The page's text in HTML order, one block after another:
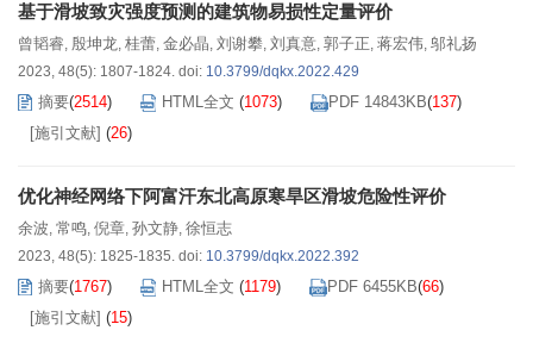
基于滑坡致灾强度预测的建筑物易损性定量评价
曾韬睿, 殷坤龙, 桂蕾, 金必晶, 刘谢攀, 刘真意, 郭子正, 蒋宏伟, 邬礼扬
2023, 48(5): 1807-1824. doi: 10.3799/dqkx.2022.429
摘要(2514) HTML全文 (1073) PDF 14843KB(137)
[施引文献] (26)
优化神经网络下阿富汗东北高原寒旱区滑坡危险性评价
余波, 常鸣, 倪章, 孙文静, 徐恒志
2023, 48(5): 1825-1835. doi: 10.3799/dqkx.2022.392
摘要(1767) HTML全文 (1179) PDF 6455KB(66)
[施引文献] (15)